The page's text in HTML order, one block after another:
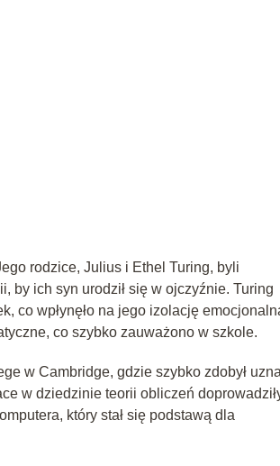
rodzice, Julius i Ethel Turing, byli
by ich syn urodził się w ojczyźnie. Turing
co wpłynęło na jego izolację
co szybko zauważono w szkole.
w Cambridge, gdzie szybko zdobył
w dziedzinie teorii obliczeń
który stał się podstawą dla